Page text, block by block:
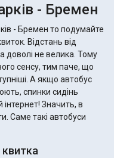
- Бремен
- Бремен то подумайте
Відстань від
доволі не велика. Тому
сенсу, тим паче, що
автобус
спинки сидінь
інтернет! Значить, в
Саме такі автобуси
квитка